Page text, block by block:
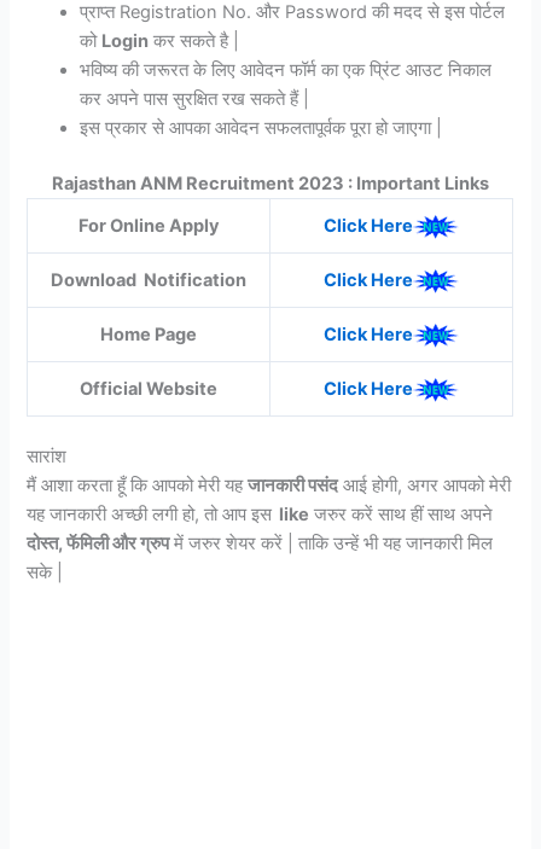
प्राप्त Registration No. और Password की मदद से इस पोर्टल
को Login कर सकते है |
भविष्य की जरूरत के लिए आवेदन फॉर्म का एक प्रिंट आउट निकाल
कर अपने पास सुरक्षित रख सकते हैं |
इस प्रकार से आपका आवेदन सफलतापूर्वक पूरा हो जाएगा |
Rajasthan ANM Recruitment 2023 : Important Links
For Online Apply
Click Here
Download Notification Click Here
Home Page Click Here
Official Website Click Here
सारांश
मैं आशा करता हूँ कि आपको मेरी यहजानकारी पसंदआई होगी, अगर आपको मेरी
यह जानकारी अच्छी लगी हो, तो आप इस like जरुर करें साथ हीं साथ अपने
दोस्त, फॅमिली और ग्रुपमें जरुर शेयर करें | ताकि उन्हें भी यह जानकारी मिल
सके |